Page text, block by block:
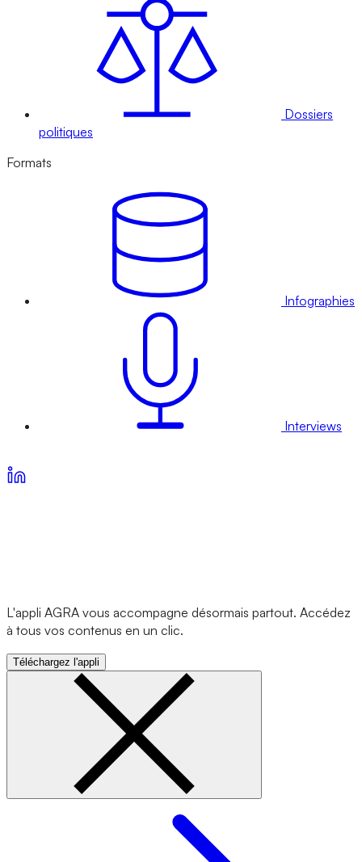
Dossiers
politiques
Formats
Infographies
Interviews
L'appli AGRA vous accompagne désormais partout. Accédez
à tous vos contenus en un clic.
Téléchargez l'appli